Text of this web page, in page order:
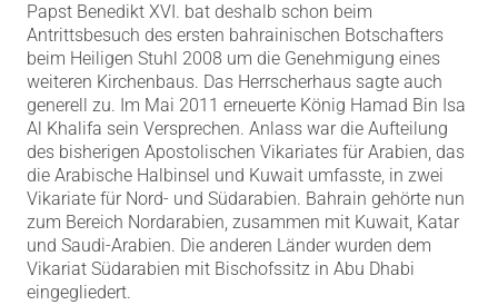
Papst Benedikt XVI. bat deshalb schon beim
Antrittsbesuch des ersten bahrainischen Botschafters
beim Heiligen Stuhl 2008 um die Genehmigung eines
weiteren Kirchenbaus. Das Herrscherhaus sagte auch
generell zu. Im Mai 2011 erneuerte König Hamad Bin Isa
Al Khalifa sein Versprechen. Anlass war die Aufteilung
des bisherigen Apostolischen Vikariates für Arabien, das
die Arabische Halbinsel und Kuwait umfasste, in zwei
Vikariate für Nord- und Südarabien. Bahrain gehörte nun
zum Bereich Nordarabien, zusammen mit Kuwait, Katar
und Saudi-Arabien. Die anderen Länder wurden dem
Vikariat Südarabien mit Bischofssitz in Abu Dhabi
eingegliedert.